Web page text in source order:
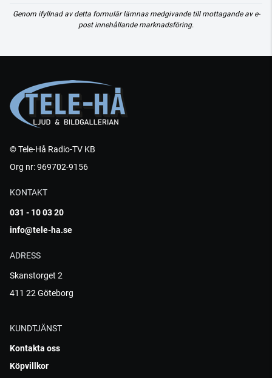
Genom ifyllnad av detta formulär lämnas medgivande till mottagande av e-
post innehållande marknadsföring.
© Tele-Hå Radio-TV KB
Org nr: 969702-9156
KONTAKT
031 - 10 03 20
info@tele-ha.se
ADRESS
Skanstorget 2
411 22 Göteborg
KUNDTJÄNST
Kontakta oss
Köpvillkor